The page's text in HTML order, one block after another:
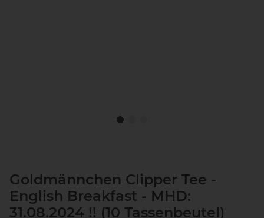
Goldmännchen Clipper Tee -
English Breakfast - MHD:
31.08.2024 !! (10 Tassenbeutel)